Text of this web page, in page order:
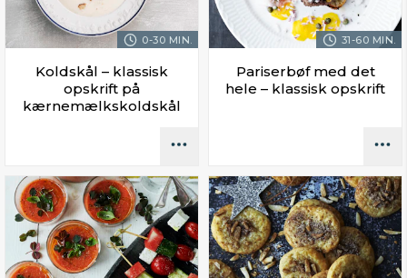
0-30 MIN.
Koldskål – klassisk
opskrift på
kærnemælkskoldskål
31-60 MIN.
Pariserbøf med det
hele – klassisk opskrift